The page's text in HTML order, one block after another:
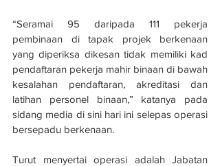
“Seramai 95 daripada 111 pekerja
pembinaan di tapak projek berkenaan
yang diperiksa dikesan tidak memiliki kad
pendaftaran pekerja mahir binaan di bawah
kesalahan pendaftaran, akreditasi dan
latihan personel binaan,” katanya pada
sidang media di sini hari ini selepas operasi
bersepadu berkenaan.
Turut menyertai operasi adalah Jabatan